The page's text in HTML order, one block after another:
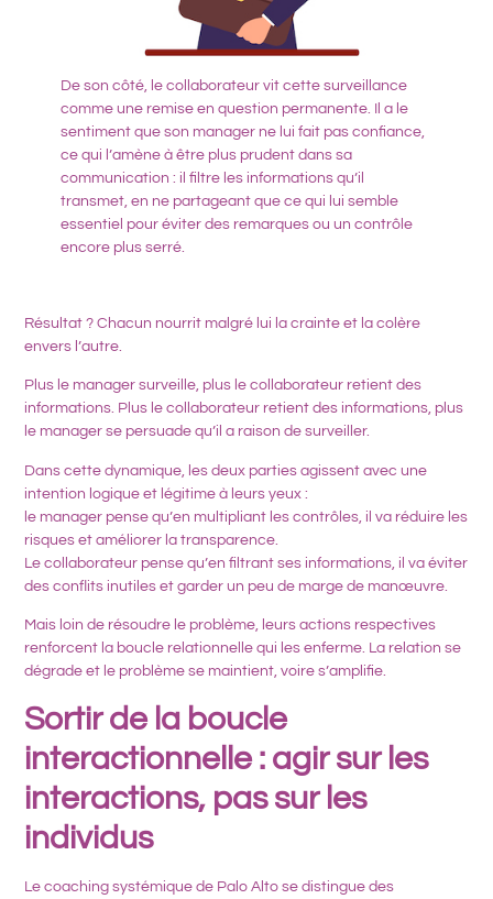
De son côté, le collaborateur vit cette surveillance
comme une remise en question permanente. Il a le
sentiment que son manager ne lui fait pas confiance,
ce qui l’amène à être plus prudent dans sa
communication : il filtre les informations qu’il
transmet, en ne partageant que ce qui lui semble
essentiel pour éviter des remarques ou un contrôle
encore plus serré.
Résultat ? Chacun nourrit malgré lui la crainte et la colère
envers l’autre.
Plus le manager surveille, plus le collaborateur retient des
informations. Plus le collaborateur retient des informations, plus
le manager se persuade qu’il a raison de surveiller.
Dans cette dynamique, les deux parties agissent avec une
intention logique et légitime à leurs yeux :
le manager pense qu’en multipliant les contrôles, il va réduire les
risques et améliorer la transparence.
Le collaborateur pense qu’en filtrant ses informations, il va éviter
des conflits inutiles et garder un peu de marge de manœuvre.
Mais loin de résoudre le problème, leurs actions respectives
renforcent la boucle relationnelle qui les enferme. La relation se
dégrade et le problème se maintient, voire s’amplifie.
Sortir de la boucle
interactionnelle : agir sur les
interactions, pas sur les
individus
Lecoaching systémique de Palo Alto se distingue des